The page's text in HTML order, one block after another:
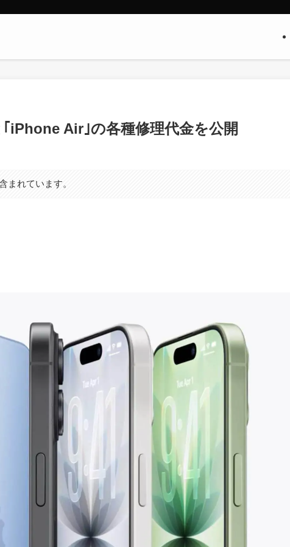
iPhone Air｣の各種修理代金を公開
まれています。